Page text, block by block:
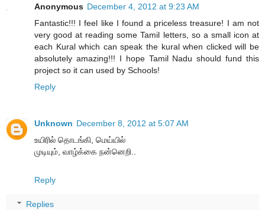
Anonymous December 4, 2012 at 9:23 AM
Fantastic!!! I feel like I found a priceless treasure! I am not
very good at reading some Tamil letters, so a small icon at
each Kural which can speak the kural when clicked will be
absolutely amazing!!! I hope Tamil Nadu should fund this
project so it can used by Schools!
Reply
Unknown December 8, 2012 at 5:07 AM
உயிரில் தொடங்கி, மெய்யில்
முடியும், வாழ்க்கை நன்னெறி..
Reply
Replies